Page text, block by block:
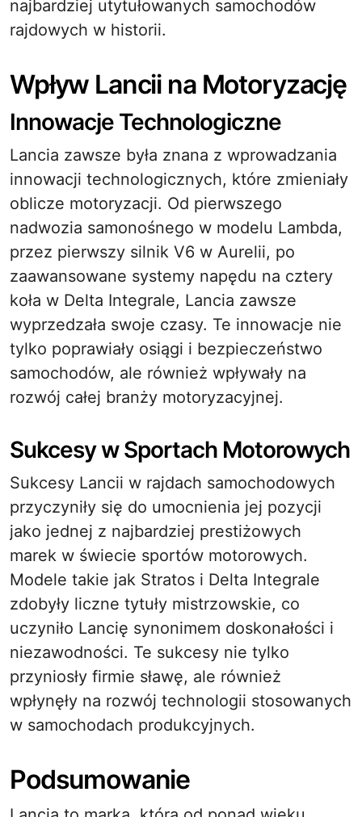
najbardziej utytułowanych samochodów
rajdowych w historii.
Wpływ Lancii na Motoryzację
Innowacje Technologiczne
Lancia zawsze była znana z wprowadzania
innowacji technologicznych, które zmieniały
oblicze motoryzacji. Od pierwszego
nadwozia samonośnego w modelu Lambda,
przez pierwszy silnik V6 w Aurelii, po
zaawansowane systemy napędu na cztery
koła w Delta Integrale, Lancia zawsze
wyprzedzała swoje czasy. Te innowacje nie
tylko poprawiały osiągi i bezpieczeństwo
samochodów, ale również wpływały na
rozwój całej branży motoryzacyjnej.
Sukcesy w Sportach Motorowych
Sukcesy Lancii w rajdach samochodowych
przyczyniły się do umocnienia jej pozycji
jako jednej z najbardziej prestiżowych
marek w świecie sportów motorowych.
Modele takie jak Stratos i Delta Integrale
zdobyły liczne tytuły mistrzowskie, co
uczyniło Lancię synonimem doskonałości i
niezawodności. Te sukcesy nie tylko
przyniosły firmie sławę, ale również
wpłynęły na rozwój technologii stosowanych
w samochodach produkcyjnych.
Podsumowanie